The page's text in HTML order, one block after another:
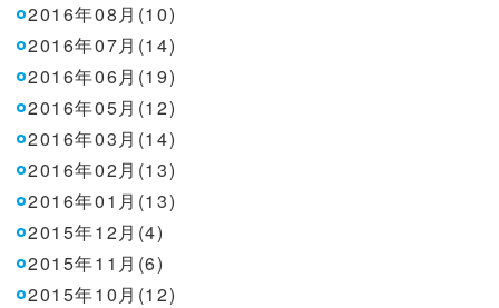
2016年08月(10)
2016年07月(14)
2016年06月(19)
2016年05月(12)
2016年03月(14)
2016年02月(13)
2016年01月(13)
2015年12月(4)
2015年11月(6)
2015年10月(12)